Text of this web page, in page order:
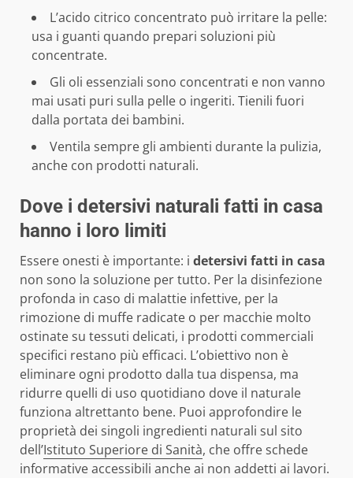
L’acido citrico concentrato può irritare la pelle:
usa i guanti quando prepari soluzioni più
concentrate.
Gli oli essenziali sono concentrati e non vanno
mai usati puri sulla pelle o ingeriti. Tienili fuori
dalla portata dei bambini.
Ventila sempre gli ambienti durante la pulizia,
anche con prodotti naturali.
Dove i detersivi naturali fatti in casa
hanno i loro limiti
Essere onesti è importante: i detersivi fatti in casa
non sono la soluzione per tutto. Per la disinfezione
profonda in caso di malattie infettive, per la
rimozione di muffe radicate o per macchie molto
ostinate su tessuti delicati, i prodotti commerciali
specifici restano più efficaci. L’obiettivo non è
eliminare ogni prodotto dalla tua dispensa, ma
ridurre quelli di uso quotidiano dove il naturale
funziona altrettanto bene. Puoi approfondire le
proprietà dei singoli ingredienti naturali sul sito
dell’Istituto Superiore di Sanità, che offre schede
informative accessibili anche ai non addetti ai lavori.